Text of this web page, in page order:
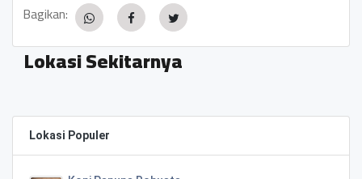
Bagikan:
Lokasi Sekitarnya
Lokasi Populer